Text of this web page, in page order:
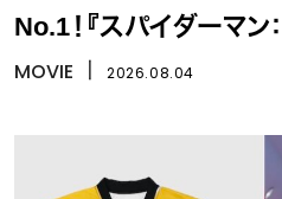
No.1！『スパイダーマン
イ』
MOVIE 2026.08.04